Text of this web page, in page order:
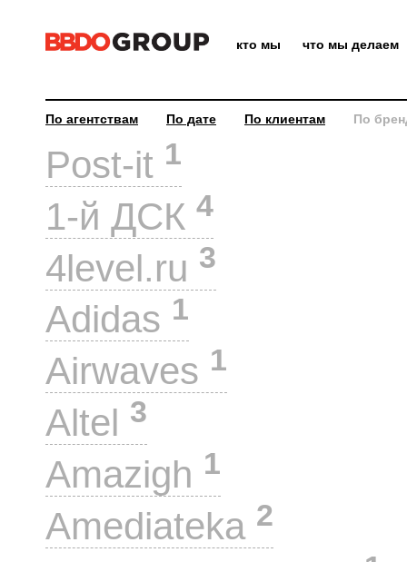
кто мы что мы делаем
По агентствам По дате По клиентам По
Post-it 1
1-й ДСК 4
4level.ru 3
Adidas 1
Airwaves 1
Altel 3
Amazigh 1
Amediateka 2